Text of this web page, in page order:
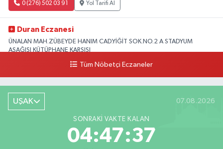
0 (276) 502 03 91 Yol Tarifi Al
Duran Eczanesi
ÜNALAN MAH.ZÜBEYDE HANIM CAD.YİĞİT SOK.NO.2 A STADYUM
AŞAĞISI KÜTÜPHANE KARŞISI
Yol Tarifi Al
Tüm Nöbetçi Eczaneler
UŞAK 07.08.2026
SONRAKI VAKTE KALAN
04:47:37